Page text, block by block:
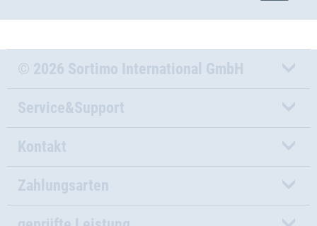
© 2026 Sortimo International GmbH
Service&Support
Kontakt
Zahlungsarten